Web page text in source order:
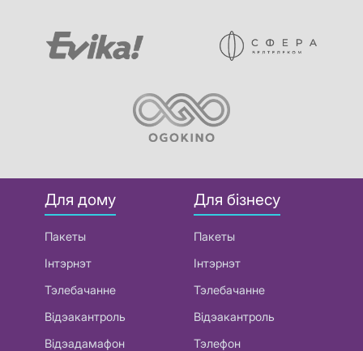
Для дому
Пакеты
Інтэрнэт
Тэлебачанне
Відэакантроль
Відэадамафон
Для бізнесу
Пакеты
Інтэрнэт
Тэлебачанне
Відэакантроль
Тэлефон